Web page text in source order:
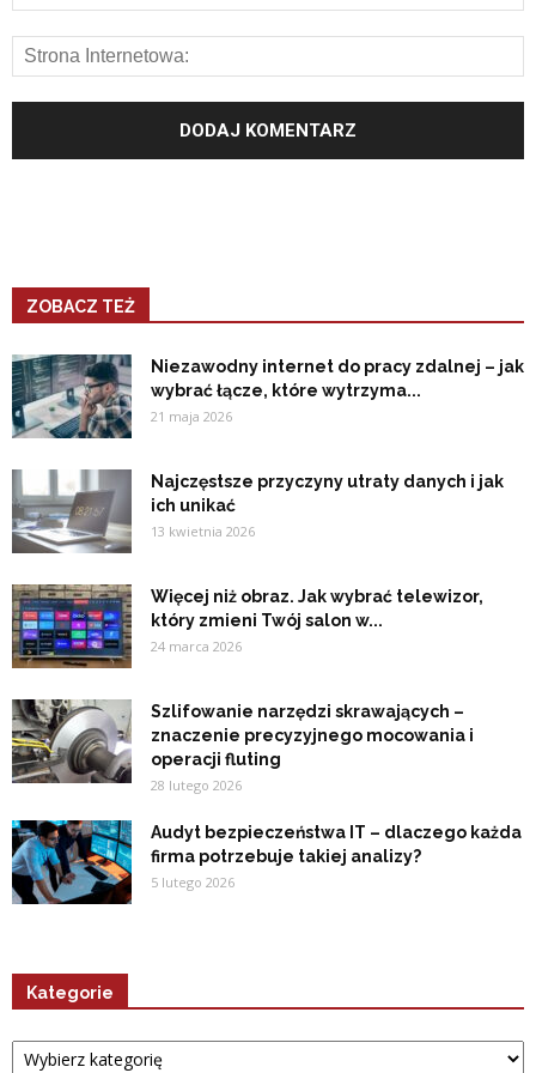
ZOBACZ TEŻ
Niezawodny internet do pracy zdalnej – jak
wybrać łącze, które wytrzyma...
21 maja 2026
Najczęstsze przyczyny utraty danych i jak
ich unikać
13 kwietnia 2026
Więcej niż obraz. Jak wybrać telewizor,
który zmieni Twój salon w...
24 marca 2026
Szlifowanie narzędzi skrawających –
znaczenie precyzyjnego mocowania i
operacji fluting
28 lutego 2026
Audyt bezpieczeństwa IT – dlaczego każda
firma potrzebuje takiej analizy?
5 lutego 2026
Kategorie
Kategorie